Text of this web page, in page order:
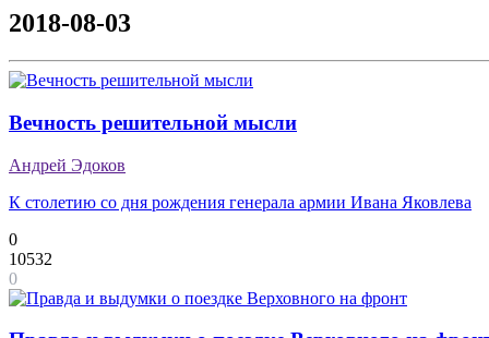
2018-08-03
Вечность решительной мысли
Андрей Эдоков
К столетию со дня рождения генерала армии Ивана Яковлева
0
10532
0